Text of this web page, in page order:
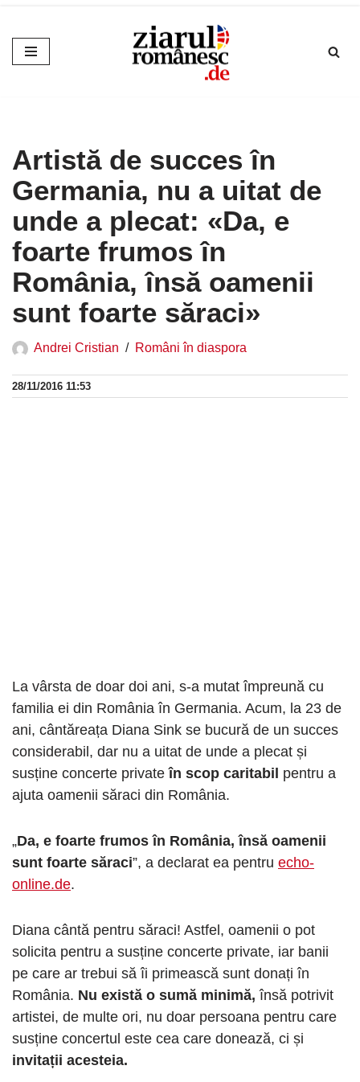
Sari
la
Artistă de succes în
Germania, nu a uitat de
unde a plecat: «Da, e
foarte frumos în
România, însă oamenii
sunt foarte săraci»
Andrei Cristian Români în diaspora
28/11/2016 11:53
La vârsta de doar doi ani, s-a mutat împreună cu
familia ei din România în Germania. Acum, la 23 de
ani, cântăreața Diana Sink se bucură de un succes
considerabil, dar nu a uitat de unde a plecat și
susține concerte private în scop caritabil pentru a
ajuta oamenii săraci din România.
„Da, e foarte frumos în România, însă oamenii
sunt foarte săraci”, a declarat ea pentru echo-
online.de.
Diana cântă pentru săraci! Astfel, oamenii o pot
solicita pentru a susține concerte private, iar banii
pe care ar trebui să îi primească sunt donați în
România. Nu există o sumă minimă, însă potrivit
artistei, de multe ori, nu doar persoana pentru care
susține concertul este cea care donează, ci și
invitații acesteia.